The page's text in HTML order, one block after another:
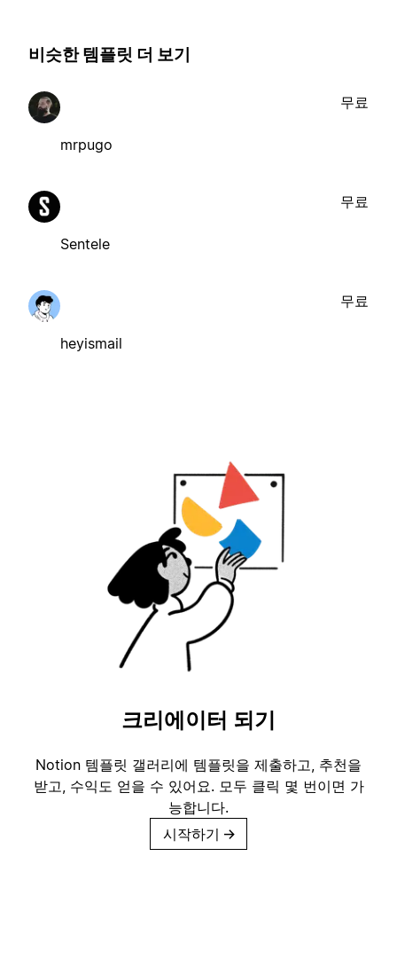
비슷한 템플릿 더 보기
mrpugo
무료
Sentele
무료
heyismail
무료
크리에이터 되기
Notion 템플릿 갤러리에 템플릿을 제출하고, 추천을
받고, 수익도 얻을 수 있어요. 모두 클릭 몇 번이면 가
능합니다.
시작하기 →